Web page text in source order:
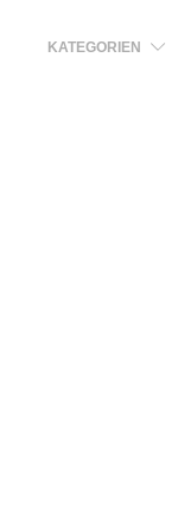
KATEGORIEN